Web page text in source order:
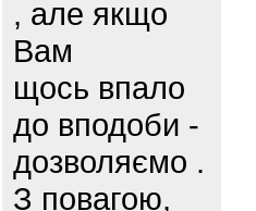
, але якщо
Вам
щось впало
до вподоби -
дозволяємо .
З повагою,